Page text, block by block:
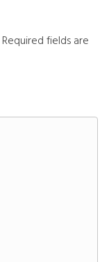
Required fields are